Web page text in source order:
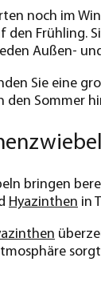
noch im
den Frühling.
Außen-
Sie eine
den Sommer
bringen
Hyazinthen in